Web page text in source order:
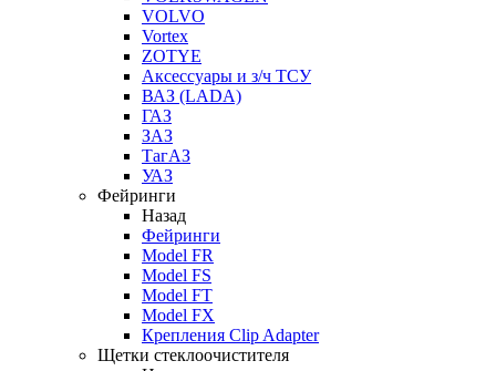
VOLVO
Vortex
ZOTYE
Аксессуары и з/ч ТСУ
ВАЗ (LADA)
ГАЗ
ЗАЗ
ТагАЗ
УАЗ
Фейринги
Назад
Фейринги
Model FR
Model FS
Model FT
Model FX
Крепления Clip Adapter
Щетки стеклоочистителя